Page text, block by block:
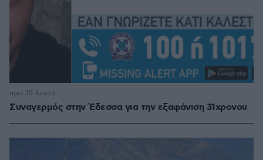
Συναγερμός στην Έδεσσα για την εξαφάνιση 31χρονου
πριν 15 λεπτά